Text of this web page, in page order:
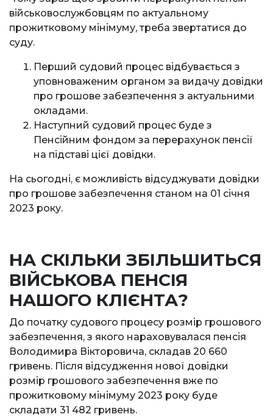
військовослужбовцям по актуальному
прожитковому мінімуму, треба звертатися до
суду.
Перший судовий процес відбувається з
уповноваженим органом за видачу довідки
про грошове забезпечення з актуальними
окладами.
Наступний судовий процес буде з
Пенсійним фондом за перерахунок пенсії
на підставі цієї довідки.
На сьогодні, є можливість відсуджувати довідки
про грошове забезпечення станом на 01 січня
2023 року.
НА СКІЛЬКИ ЗБІЛЬШИТЬСЯ
ВІЙСЬКОВА ПЕНСІЯ
НАШОГО КЛІЄНТА?
До початку судового процесу розмір грошового
забезпечення, з якого нараховувалася пенсія
Володимира Вікторовича, складав 20 660
гривень. Після відсудження нової довідки
розмір грошового забезпечення вже по
прожитковому мінімуму 2023 року буде
складати 31 482 гривень.